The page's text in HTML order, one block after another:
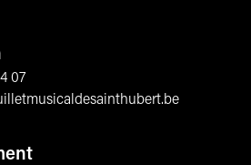
07